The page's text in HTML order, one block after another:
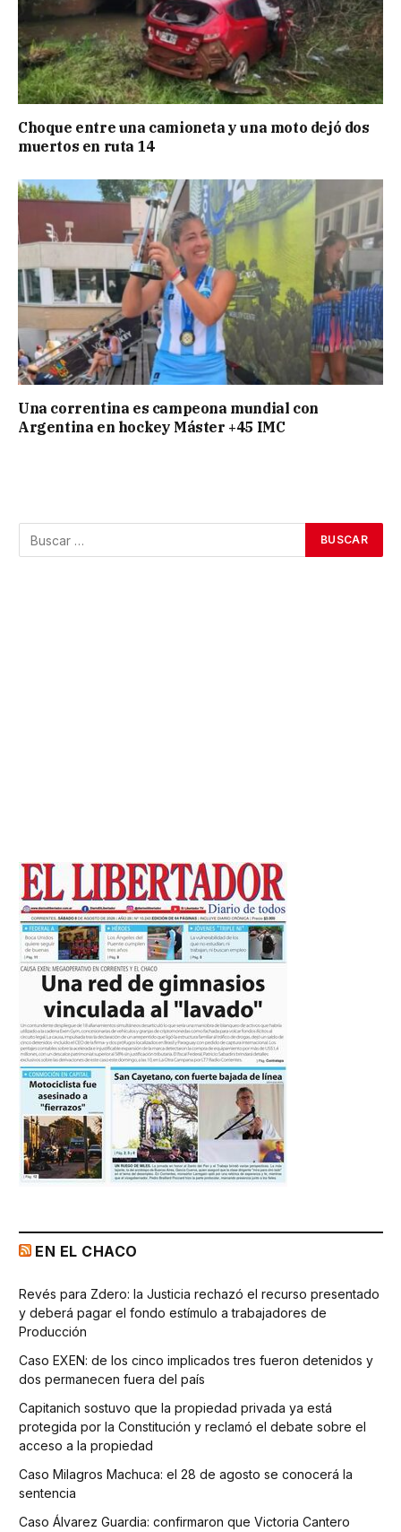
Choque entre una camioneta y una moto dejó dos
muertos en ruta 14
Una correntina es campeona mundial con
Argentina en hockey Máster +45 IMC
EN EL CHACO
Revés para Zdero: la Justicia rechazó el recurso presentado
y deberá pagar el fondo estímulo a trabajadores de
Producción
Caso EXEN: de los cinco implicados tres fueron detenidos y
dos permanecen fuera del país
Capitanich sostuvo que la propiedad privada ya está
protegida por la Constitución y reclamó el debate sobre el
acceso a la propiedad
Caso Milagros Machuca: el 28 de agosto se conocerá la
sentencia
Caso Álvarez Guardia: confirmaron que Victoria Cantero